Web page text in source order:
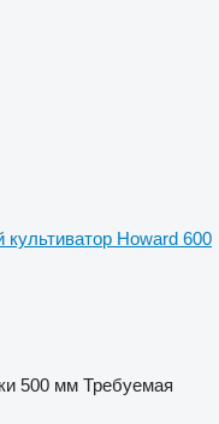
культиватор Howard 600
500 мм Требуемая